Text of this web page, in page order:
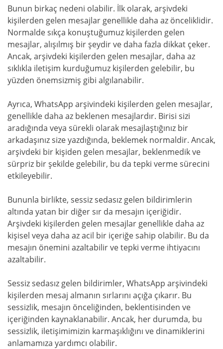
Bunun birkaç nedeni olabilir. İlk olarak, arşivdeki
kişilerden gelen mesajlar genellikle daha az önceliklidir.
Normalde sıkça konuştuğumuz kişilerden gelen
mesajlar, alışılmış bir şeydir ve daha fazla dikkat çeker.
Ancak, arşivdeki kişilerden gelen mesajlar, daha az
sıklıkla iletişim kurduğumuz kişilerden gelebilir, bu
yüzden önemsizmiş gibi algılanabilir.
Ayrıca, WhatsApp arşivindeki kişilerden gelen mesajlar,
genellikle daha az beklenen mesajlardır. Birisi sizi
aradığında veya sürekli olarak mesajlaştığınız bir
arkadaşınız size yazdığında, beklemek normaldir. Ancak,
arşivdeki bir kişiden gelen mesajlar, beklenmedik ve
sürpriz bir şekilde gelebilir, bu da tepki verme sürecini
etkileyebilir.
Bununla birlikte, sessiz sedasız gelen bildirimlerin
altında yatan bir diğer sır da mesajın içeriğidir.
Arşivdeki kişilerden gelen mesajlar genellikle daha az
kişisel veya daha az acil bir içeriğe sahip olabilir. Bu da
mesajın önemini azaltabilir ve tepki verme ihtiyacını
azaltabilir.
Sessiz sedasız gelen bildirimler, WhatsApp arşivindeki
kişilerden mesaj almanın sırlarını açığa çıkarır. Bu
sessizlik, mesajın önceliğinden, beklentisinden ve
içeriğinden kaynaklanabilir. Ancak, her durumda, bu
sessizlik, iletişimimizin karmaşıklığını ve dinamiklerini
anlamamıza yardımcı olabilir.